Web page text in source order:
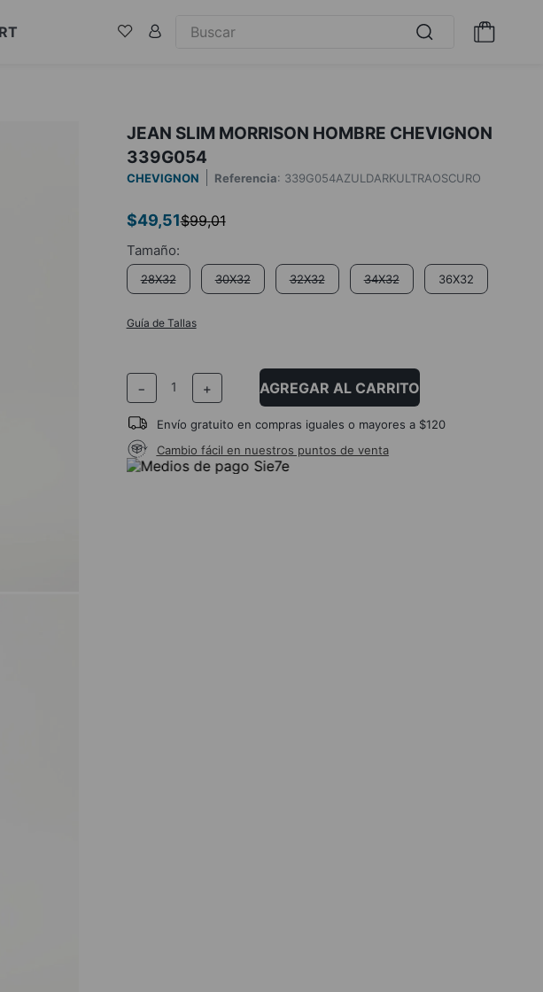
JEAN SLIM MORRISON HOMBRE CHEVIGNON
339G054
CHEVIGNON Referencia: 339G054AZULDARKULTRAOSCURO
$49,51$99,01
28X32 30X32 32X32 34X32 36X32
Guía de Tallas
＋
－ AGREGAR AL CARRITO
Envío gratuito en compras iguales o mayores a $120
Cambio fácil en nuestros puntos de venta